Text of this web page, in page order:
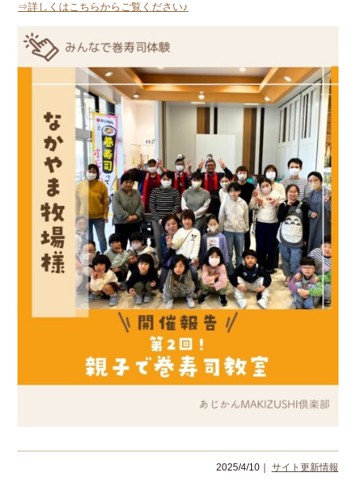
⇒詳しくはこちらからご覧ください♪
2025/4/10｜ サイト更新情報